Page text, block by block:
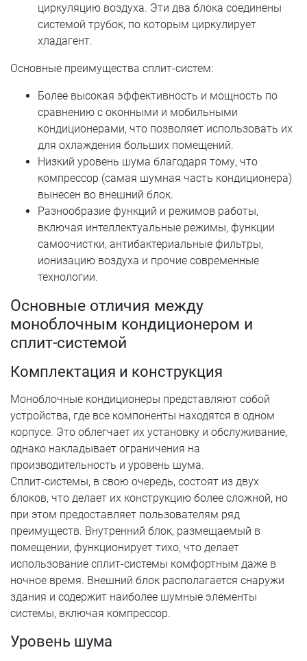
циркуляцию воздуха. Эти два блока соединены
системой трубок, по которым циркулирует
хладагент.
Основные преимущества сплит-систем:
Более высокая эффективность и мощность по
сравнению с оконными и мобильными
кондиционерами, что позволяет использовать их
для охлаждения больших помещений.
Низкий уровень шума благодаря тому, что
компрессор (самая шумная часть кондиционера)
вынесен во внешний блок.
Разнообразие функций и режимов работы,
включая интеллектуальные режимы, функции
самоочистки, антибактериальные фильтры,
ионизацию воздуха и прочие современные
технологии.
Основные отличия между
моноблочным кондиционером и
сплит-системой
Комплектация и конструкция
Моноблочные кондиционеры представляют собой
устройства, где все компоненты находятся в одном
корпусе. Это облегчает их установку и обслуживание,
однако накладывает ограничения на
производительность и уровень шума.
Сплит-системы, в свою очередь, состоят из двух
блоков, что делает их конструкцию более сложной, но
при этом предоставляет пользователям ряд
преимуществ. Внутренний блок, размещаемый в
помещении, функционирует тихо, что делает
использование сплит-системы комфортным даже в
ночное время. Внешний блок располагается снаружи
здания и содержит наиболее шумные элементы
системы, включая компрессор.
Уровень шума